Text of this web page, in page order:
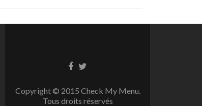
LienLien
Copyright © 2015 Check My Menu.
Tous droits réservés